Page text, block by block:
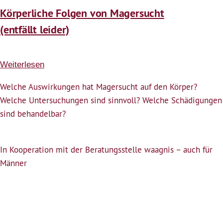
Körperliche Folgen von Magersucht
(entfällt leider)
Weiterlesen
Folgen
von
Magersucht
leider)
Welche Auswirkungen hat Magersucht auf den Körper?
Welche Untersuchungen sind sinnvoll? Welche Schädigungen
sind behandelbar?
In Kooperation mit der Beratungsstelle waagnis – auch für
Männer